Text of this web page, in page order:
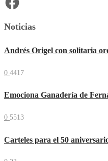
Noticias
Andrés Origel con solitaria
0 4417
Emociona Ganadería de
0 5513
Carteles para el 50